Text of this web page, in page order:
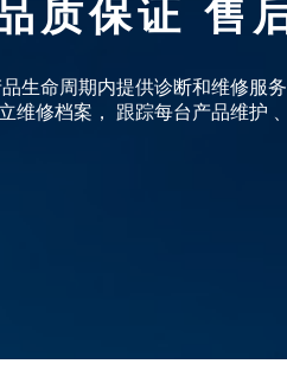
质保证 售
生命周期内提供诊断和维修服
立维修档案， 跟踪每台产品维护